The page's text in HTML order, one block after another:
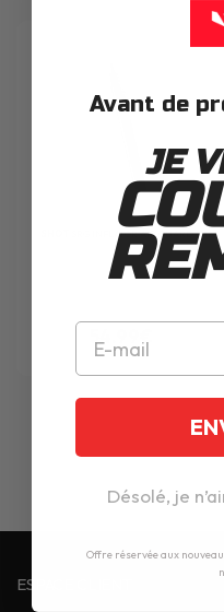
SRG INFLATOR AIR GUARD 7112
54.99€
ESPACE CLIENT
Avant de
JE
Désolé, je
Offre réservée aux